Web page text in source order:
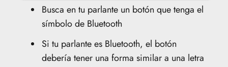
Busca en tu parlante un botón que tenga el
símbolo de Bluetooth
Si tu parlante es Bluetooth, el botón
debería tener una forma similar a una letra